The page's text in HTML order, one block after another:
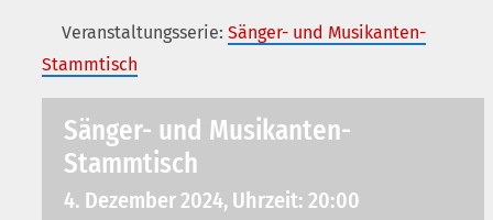
Veranstaltungsserie: Sänger- und Musikanten-
Stammtisch
Sänger- und Musikanten-
Stammtisch
4. Dezember 2024, Uhrzeit: 20:00